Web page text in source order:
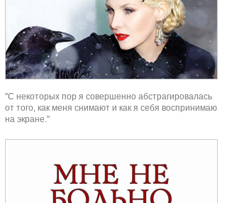
"С некоторых пор я совершенно абстрагировалась
от того, как меня снимают и как я себя воспринимаю
на экране."